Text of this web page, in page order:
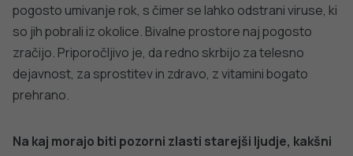
pogosto umivanje rok, s čimer se lahko odstrani viruse, ki
so jih pobrali iz okolice. Bivalne prostore naj pogosto
zračijo. Priporočljivo je, da redno skrbijo za telesno
dejavnost, za sprostitev in zdravo, z vitamini bogato
prehrano.
Na kaj morajo biti pozorni zlasti starejši ljudje, kakšni